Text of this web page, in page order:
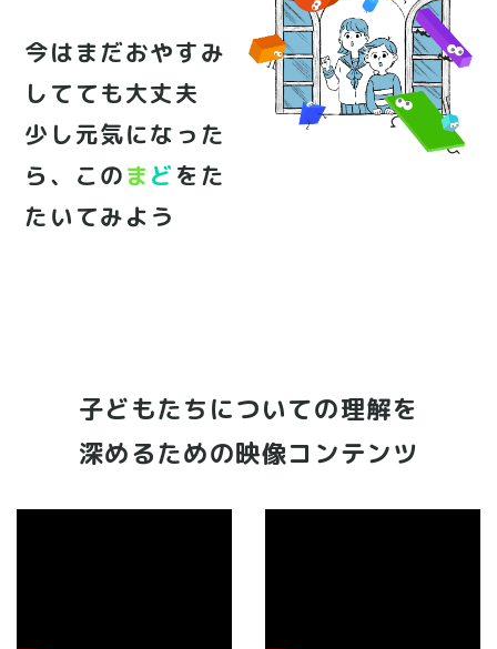
今はまだおやすみ
してても大丈夫
少し元気になった
ら、このまど をた
たいてみよう
子どもたちについての理解を
深めるための映像コンテンツ